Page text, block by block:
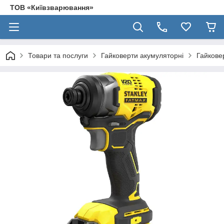
ТОВ «Київзварювання»
Товари та послуги Гайковерти акумуляторні